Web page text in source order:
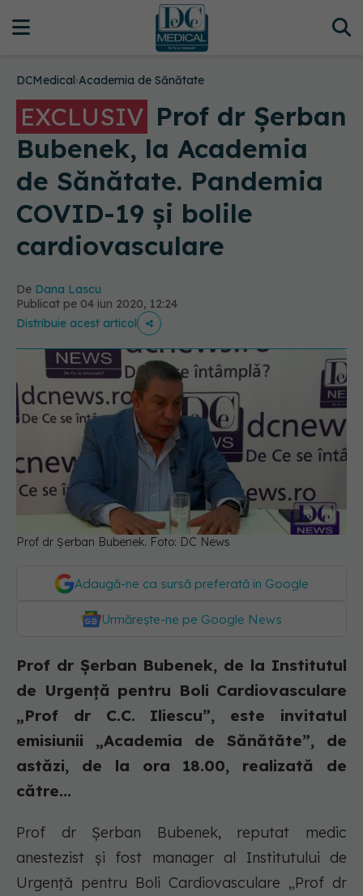
DCMedical›Academia de Sănătate
EXCLUSIV Prof dr Șerban
Bubenek, la Academia
de Sănătate. Pandemia
COVID-19 și bolile
cardiovasculare
De Dana Lascu
Publicat pe 04 iun 2020, 12:24
Distribuie acest articol
Prof dr Șerban Bubenek. Foto: DC News
Adaugă-ne ca sursă preferată în Google
Urmărește-ne pe Google News
Prof dr Șerban Bubenek, de la Institutul
de Urgență pentru Boli Cardiovasculare
„Prof dr C.C. Iliescu”, este invitatul
emisiunii „Academia de Sănătăte”, de
astăzi, de la ora 18.00, realizată de
către...
Prof dr Șerban Bubenek, reputat medic
anestezist și fost manager al Institutului de
Urgență pentru Boli Cardiovasculare „Prof dr